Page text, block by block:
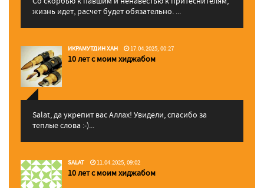
жизнь идет, расчет будет обязательно. ...
ИКРАМУТДИН ХАН 17.04.2025, 00:27
10 лет с моим хиджабом
Salat, да укрепит вас Аллаx! Увидели, спасибо за
теплые слова :-)...
SALAT 11.04.2025, 09:02
10 лет с моим хиджабом